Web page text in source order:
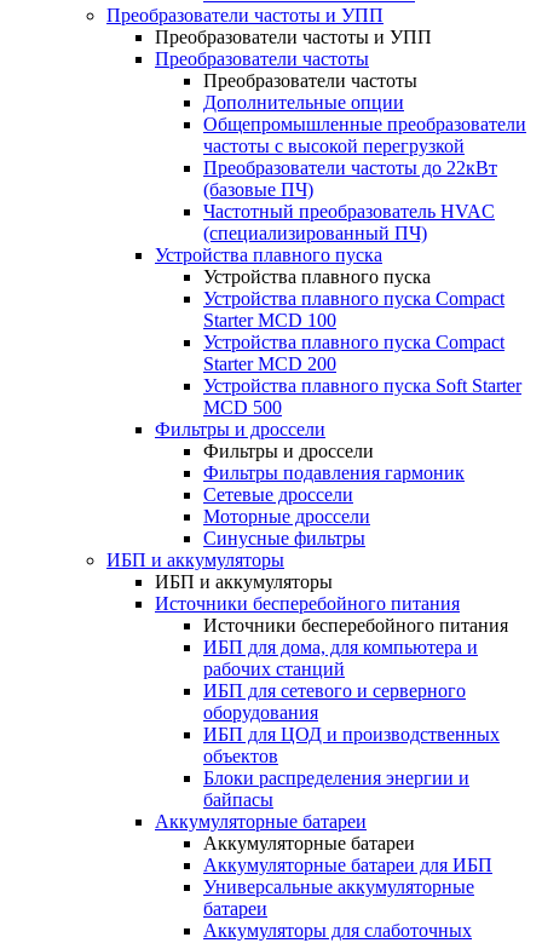
Преобразователи частоты и УПП
Преобразователи частоты и УПП
Преобразователи частоты
Преобразователи частоты
Дополнительные опции
Общепромышленные преобразователи
частоты с высокой перегрузкой
Преобразователи частоты до 22кВт
(базовые ПЧ)
Частотный преобразователь HVAC
(специализированный ПЧ)
Устройства плавного пуска
Устройства плавного пуска
Устройства плавного пуска Compact
Starter MCD 100
Устройства плавного пуска Compact
Starter MCD 200
Устройства плавного пуска Soft Starter
MCD 500
Фильтры и дроссели
Фильтры и дроссели
Фильтры подавления гармоник
Сетевые дроссели
Моторные дроссели
Синусные фильтры
ИБП и аккумуляторы
ИБП и аккумуляторы
Источники бесперебойного питания
Источники бесперебойного питания
ИБП для дома, для компьютера и
рабочих станций
ИБП для сетевого и серверного
оборудования
ИБП для ЦОД и производственных
объектов
Блоки распределения энергии и
байпасы
Аккумуляторные батареи
Аккумуляторные батареи
Аккумуляторные батареи для ИБП
Универсальные аккумуляторные
батареи
Аккумуляторы для слаботочных